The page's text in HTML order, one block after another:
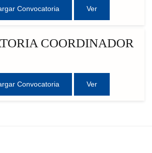
Convocatoria Ver
COORDINADOR
Convocatoria Ver